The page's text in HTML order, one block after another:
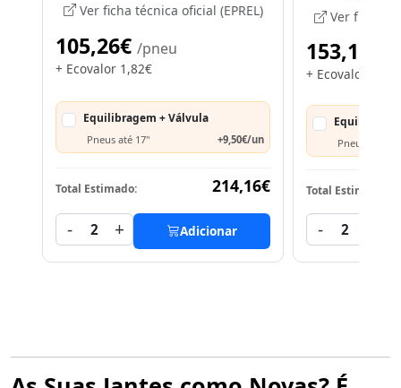
Ver ficha técnica oficial (EPREL)
105,26€ /pneu
+ Ecovalor 1,82€
Equilibragem + Válvula
Pneus até 17" +9,50€/un
Total Estimado: 214,16€
- 2 + Adicionar
Ver ficha
153,16€
+ Ecovalor
Pneus >= 18"
Total Estimado:
- 2